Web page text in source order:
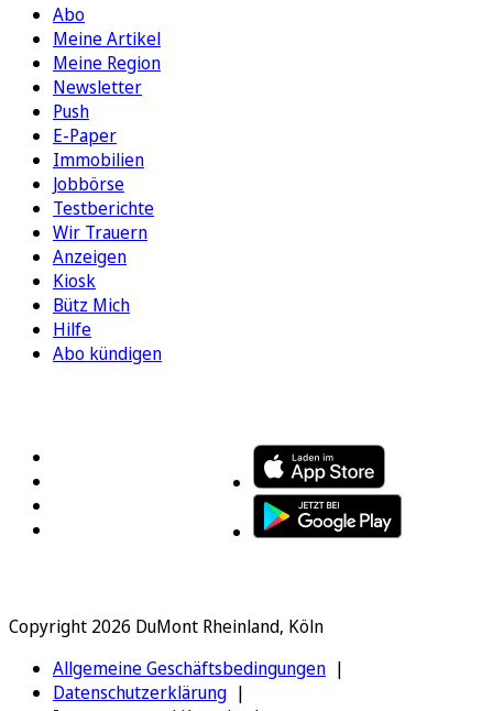
Abo
Meine Artikel
Meine Region
Newsletter
Push
E-Paper
Immobilien
Jobbörse
Testberichte
Wir Trauern
Anzeigen
Kiosk
Bütz Mich
Hilfe
Abo kündigen
Copyright 2026 DuMont Rheinland, Köln
Allgemeine Geschäftsbedingungen
Datenschutzerklärung